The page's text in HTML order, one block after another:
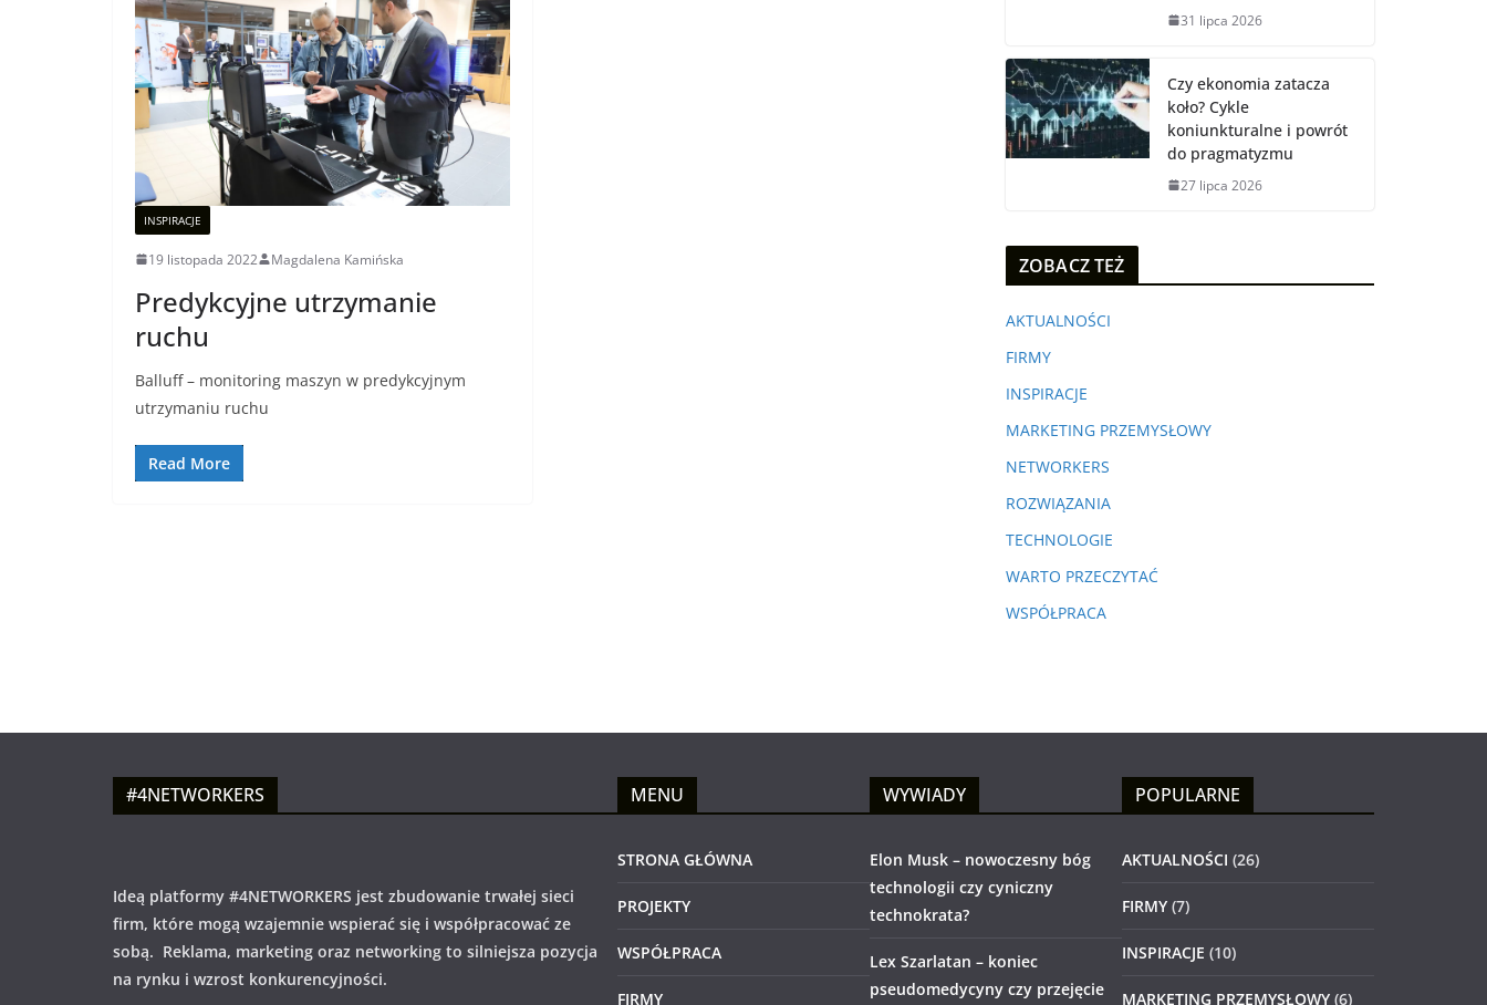
INSPIRACJE
19 listopada 2022 Magdalena Kamińska
Predykcyjne utrzymanie
ruchu
Balluff – monitoring maszyn w predykcyjnym
utrzymaniu ruchu
Read More
31 lipca 2026
Czy ekonomia zatacza
koło? Cykle
koniunkturalne i powrót
do pragmatyzmu
27 lipca 2026
ZOBACZ TEŻ
AKTUALNOŚCI
FIRMY
INSPIRACJE
MARKETING PRZEMYSŁOWY
NETWORKERS
ROZWIĄZANIA
TECHNOLOGIE
WARTO PRZECZYTAĆ
WSPÓŁPRACA
#4NETWORKERS
Ideą platformy #4NETWORKERS jest zbudowanie trwałej sieci
firm, które mogą wzajemnie wspierać się i współpracować ze
sobą. Reklama, marketing oraz networking to silniejsza pozycja
na rynku i wzrost konkurencyjności.
MENU
STRONA GŁÓWNA
PROJEKTY
WSPÓŁPRACA
FIRMY
WYWIADY
Elon Musk – nowoczesny bóg
technologii czy cyniczny
technokrata?
Lex Szarlatan – koniec
pseudomedycyny czy przejęcie
POPULARNE
AKTUALNOŚCI (26)
FIRMY (7)
INSPIRACJE (10)
MARKETING PRZEMYSŁOWY (6)